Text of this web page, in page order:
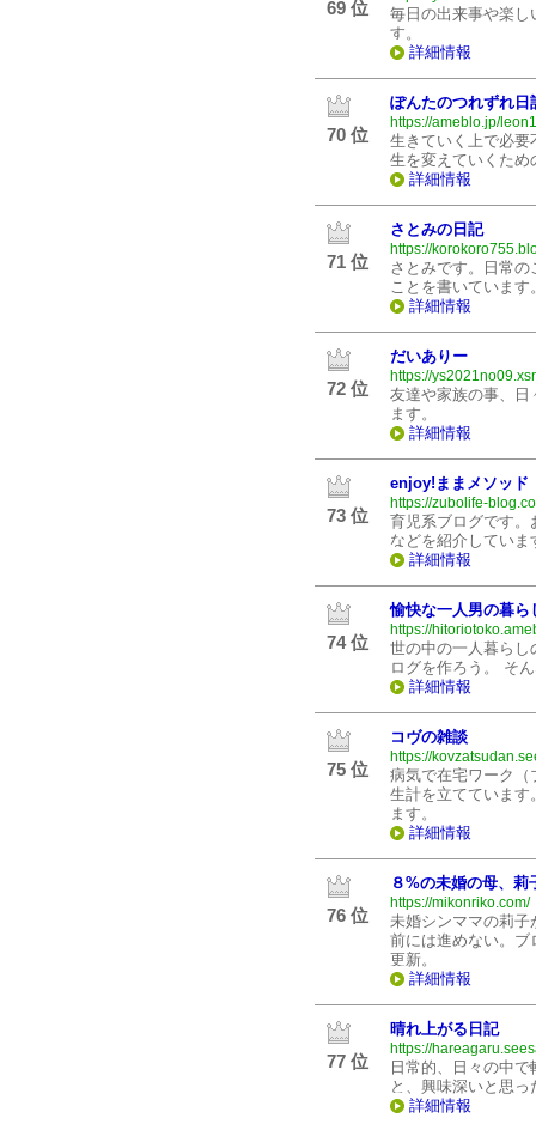
69 位
毎日の出来事や楽し
す。
詳細情報
70 位
ぽんたのつれずれ日
https://ameblo.jp/
生きていく上で必要
生を変えていくため
詳細情報
71 位
さとみの日記
https://
さとみです。日常
ことを書いています
詳細情報
72 位
だいありー
https://
友達や家族の事、日
ます。
詳細情報
73 位
enjoy!ままメソッド
https://zubolife-
育児系ブログです。
などを紹介していま
詳細情報
74 位
愉快な一人男の暮ら
https://
世の中の一人暮らし
ログを作ろう。 そ
詳細情報
75 位
コヴの雑談
https://
病気で在宅ワーク
生計を立てています
ます。
詳細情報
76 位
８%の未婚の母、
https://mikonriko.com/
未婚シンママの莉子
前には進めない。ブ
更新。
詳細情報
77 位
晴れ上がる日記
https://
日常的、日々の中
と、興味深いと思
詳細情報